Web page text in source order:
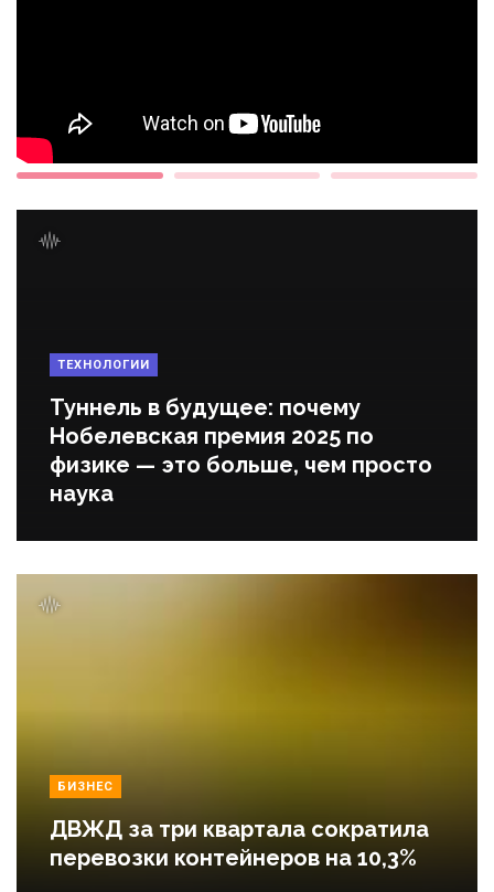
ТЕХНОЛОГИИ
Туннель в будущее: почему
Нобелевская премия 2025 по
физике — это больше, чем просто
наука
БИЗНЕС
ДВЖД за три квартала сократила
перевозки контейнеров на 10,3%